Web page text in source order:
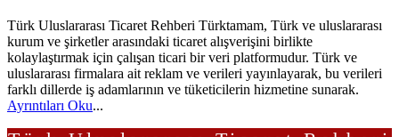
Türk Uluslararası Ticaret Rehberi Türktamam, Türk ve uluslararası
kurum ve şirketler arasındaki ticaret alışverişini birlikte
kolaylaştırmak için çalışan ticari bir veri platformudur. Türk ve
uluslararası firmalara ait reklam ve verileri yayınlayarak, bu verileri
farklı dillerde iş adamlarının ve tüketicilerin hizmetine sunarak.
Ayrıntıları Oku...